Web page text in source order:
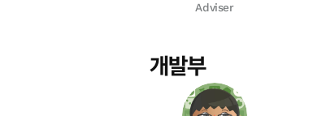
Adviser
개발부